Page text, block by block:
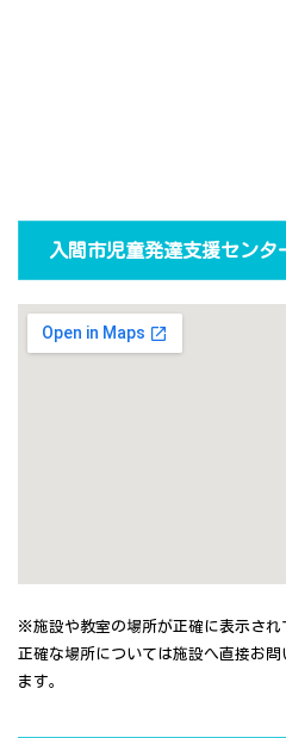
入間市児童発達支援センタ
※施設や教室の場所が正確に表示され
正確な場所については施設へ直接お
ます。